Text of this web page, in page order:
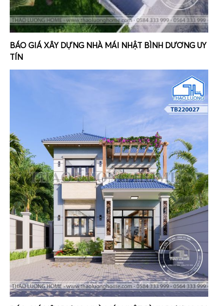
BÁO GIÁ XÂY DỰNG NHÀ MÁI NHẬT BÌNH DƯƠNG UY
TÍN